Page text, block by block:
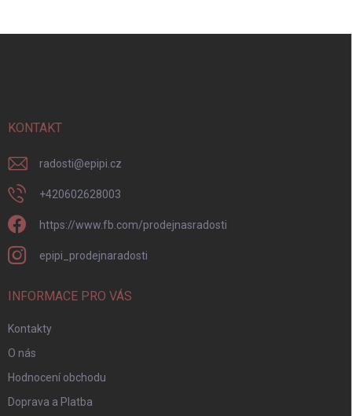
KONTAKT
radosti@epipi.cz
+420602628003
https://www.fb.com/prodejnasradosti
epipi_prodejnaradosti
INFORMACE PRO VÁS
Kontakty
O nás
Hodnocení obchodu
Doprava a Platba